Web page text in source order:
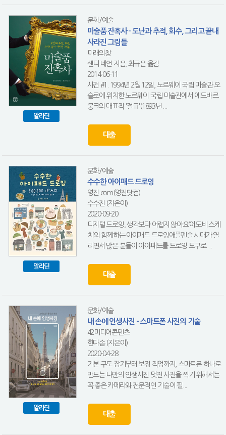
알라딘
문화/예술
미술품 잔혹사 - 도난과 추적, 회수, 그리고 끝내
사라진 그림들
미래의창
샌디 네언 지음, 최규은 옮김
2014-06-11
사건 #1. 1994년 2월 12일, 노르웨이 국립 미술관.오
슬로에 위치한 노르웨이 국립 미술관에서 에드바르
뭉크의 대표작 '절규'(1893년 ...
대출
알라딘
문화/예술
수수한 아이패드 드로잉
영진.com(영진닷컴)
수수진 (지은이)
2020-09-20
디지털 드로잉, 생각보다 어렵지 않아요‘어도비 스케
치’와 함께하는 아이패드 드로잉애플펜슬 시대가 열
리면서 많은 분들이 아이패드를 드로잉 도구로 ...
대출
알라딘
문화/예술
내 손에 인생사진 - 스마트폰 사진의 기술
42미디어콘텐츠
한다솜 (지은이)
2020-04-28
기본 구도 잡기부터 보정 작업까지, 스마트폰 하나로
만드는 나만의 인생사진 멋진 사진을 찍기 위해서는
꼭 좋은 카메라와 전문적인 기술이 필...
대출